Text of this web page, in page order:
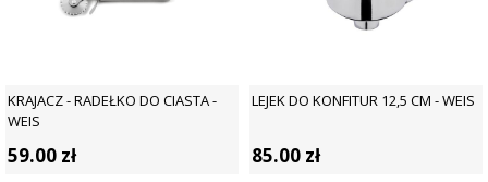
KRAJACZ - RADEŁKO DO CIASTA -
WEIS
59.00 zł
LEJEK DO KONFITUR 12,5 CM - WEIS
85.00 zł